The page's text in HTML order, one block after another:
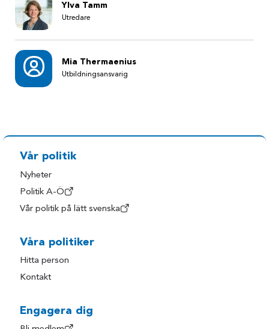
Ylva Tamm
Utredare
Mia Thermaenius
Utbildningsansvarig
Vår politik
Nyheter
Politik A-Ö
Vår politik på lätt svenska
Våra politiker
Hitta person
Kontakt
Engagera dig